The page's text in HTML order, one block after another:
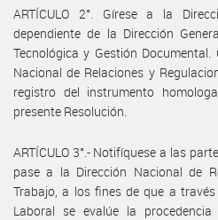
ARTÍCULO 2°. Gírese a la
dependiente de la Dirección
Tecnológica y Gestión
Nacional de Relaciones y
registro del instrumento
presente Resolución.
ARTÍCULO 3°.- Notifíquese a las
pase a la Dirección Nacional de
Trabajo, a los fines de que a
Laboral se evalúe la